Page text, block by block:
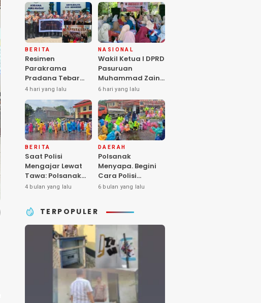
BERITA
Resimen
Parakrama
Pradana Tebar
Kepedulian di
Panti Asuhan
Griya Balita SYD,
Peluk Hangat
Balita Terlantar
“POLRI Hadir
Dengan Hati”
4 hari yang lalu
NASIONAL
Wakil Ketua I DPRD
Pasuruan
Muhammad Zaini
Soroti Krisis
Fasilitas Sekolah
di Tengah Efisiensi
Anggaran
6 hari yang lalu
BERITA
Saat Polisi
Mengajar Lewat
Tawa: Polsanak
Pasuruan Sentuh
Sejak Dini
4 bulan yang lalu
DAERAH
Polsanak
Menyapa. Begini
Cara Polisi
Mendekatkan
Sejak Usia Dini
6 bulan yang lalu
TERPOPULER